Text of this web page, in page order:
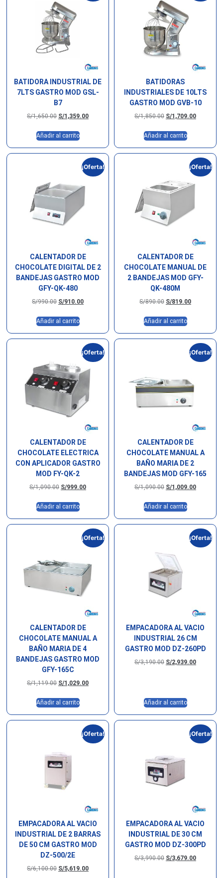
BATIDORA INDUSTRIAL DE
7LTS GASTRO MOD GSL-
B7
S/1,650.00 S/1,359.00
Añadir al carrito
BATIDORAS
INDUSTRIALES DE 10LTS
GASTRO MOD GVB-10
S/1,850.00 S/1,709.00
Añadir al carrito
¡Oferta!
CALENTADOR DE
CHOCOLATE DIGITAL DE 2
BANDEJAS GASTRO MOD
GFY-QK-480
S/990.00 S/910.00
Añadir al carrito
¡Oferta!
CALENTADOR DE
CHOCOLATE MANUAL DE
2 BANDEJAS MOD GFY-
QK-480M
S/890.00 S/819.00
Añadir al carrito
¡Oferta!
CALENTADOR DE
CHOCOLATE ELECTRICA
CON APLICADOR GASTRO
MOD FY-QK-2
S/1,090.00 S/999.00
Añadir al carrito
¡Oferta!
CALENTADOR DE
CHOCOLATE MANUAL A
BAÑO MARIA DE 2
BANDEJAS MOD GFY-165
S/1,090.00 S/1,009.00
Añadir al carrito
¡Oferta!
CALENTADOR DE
CHOCOLATE MANUAL A
BAÑO MARIA DE 4
BANDEJAS GASTRO MOD
GFY-165C
S/1,119.00 S/1,029.00
Añadir al carrito
¡Oferta!
EMPACADORA AL VACIO
INDUSTRIAL 26 CM
GASTRO MOD DZ-260PD
S/3,190.00 S/2,939.00
Añadir al carrito
¡Oferta!
EMPACADORA AL VACIO
INDUSTRIAL DE 2 BARRAS
DE 50 CM GASTRO MOD
DZ-500/2E
S/6,100.00 S/5,619.00
¡Oferta!
EMPACADORA AL VACIO
INDUSTRIAL DE 30 CM
GASTRO MOD DZ-300PD
S/3,990.00 S/3,679.00